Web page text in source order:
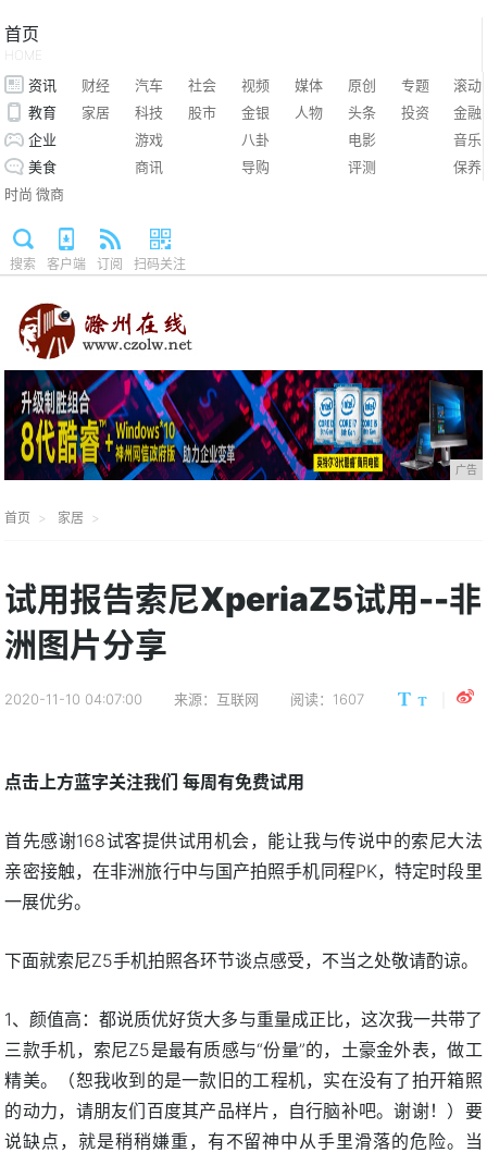
首页
HOME
资讯 财经 汽车 社会 视频 媒体 原创 专题
滚动
教育
家居 科技 股市 金银 人物 头条 投资
金融
企业
游戏 八卦 电影
音乐
美食
商讯 导购 评测
保养
时尚 微商
搜索 客户端 订阅 扫码关注
广告
首页 家居
试用报告索尼XperiaZ5试用--非
洲图片分享
2020-11-10 04:07:00 来源：互联网 阅读：1607
点击上方蓝字关注我们 每周有免费试用
首先感谢168试客提供试用机会，能让我与传说中的索尼大法
亲密接触，在非洲旅行中与国产拍照手机同程PK，特定时段里
一展优劣。
下面就索尼Z5手机拍照各环节谈点感受，不当之处敬请酌谅。
1、颜值高：都说质优好货大多与重量成正比，这次我一共带了
三款手机，索尼Z5是最有质感与“份量”的，土豪金外表，做工
精美。（恕我收到的是一款旧的工程机，实在没有了拍开箱照
的动力，请朋友们百度其产品样片，自行脑补吧。谢谢！）要
说缺点，就是稍稍嫌重，有不留神中从手里滑落的危险。当